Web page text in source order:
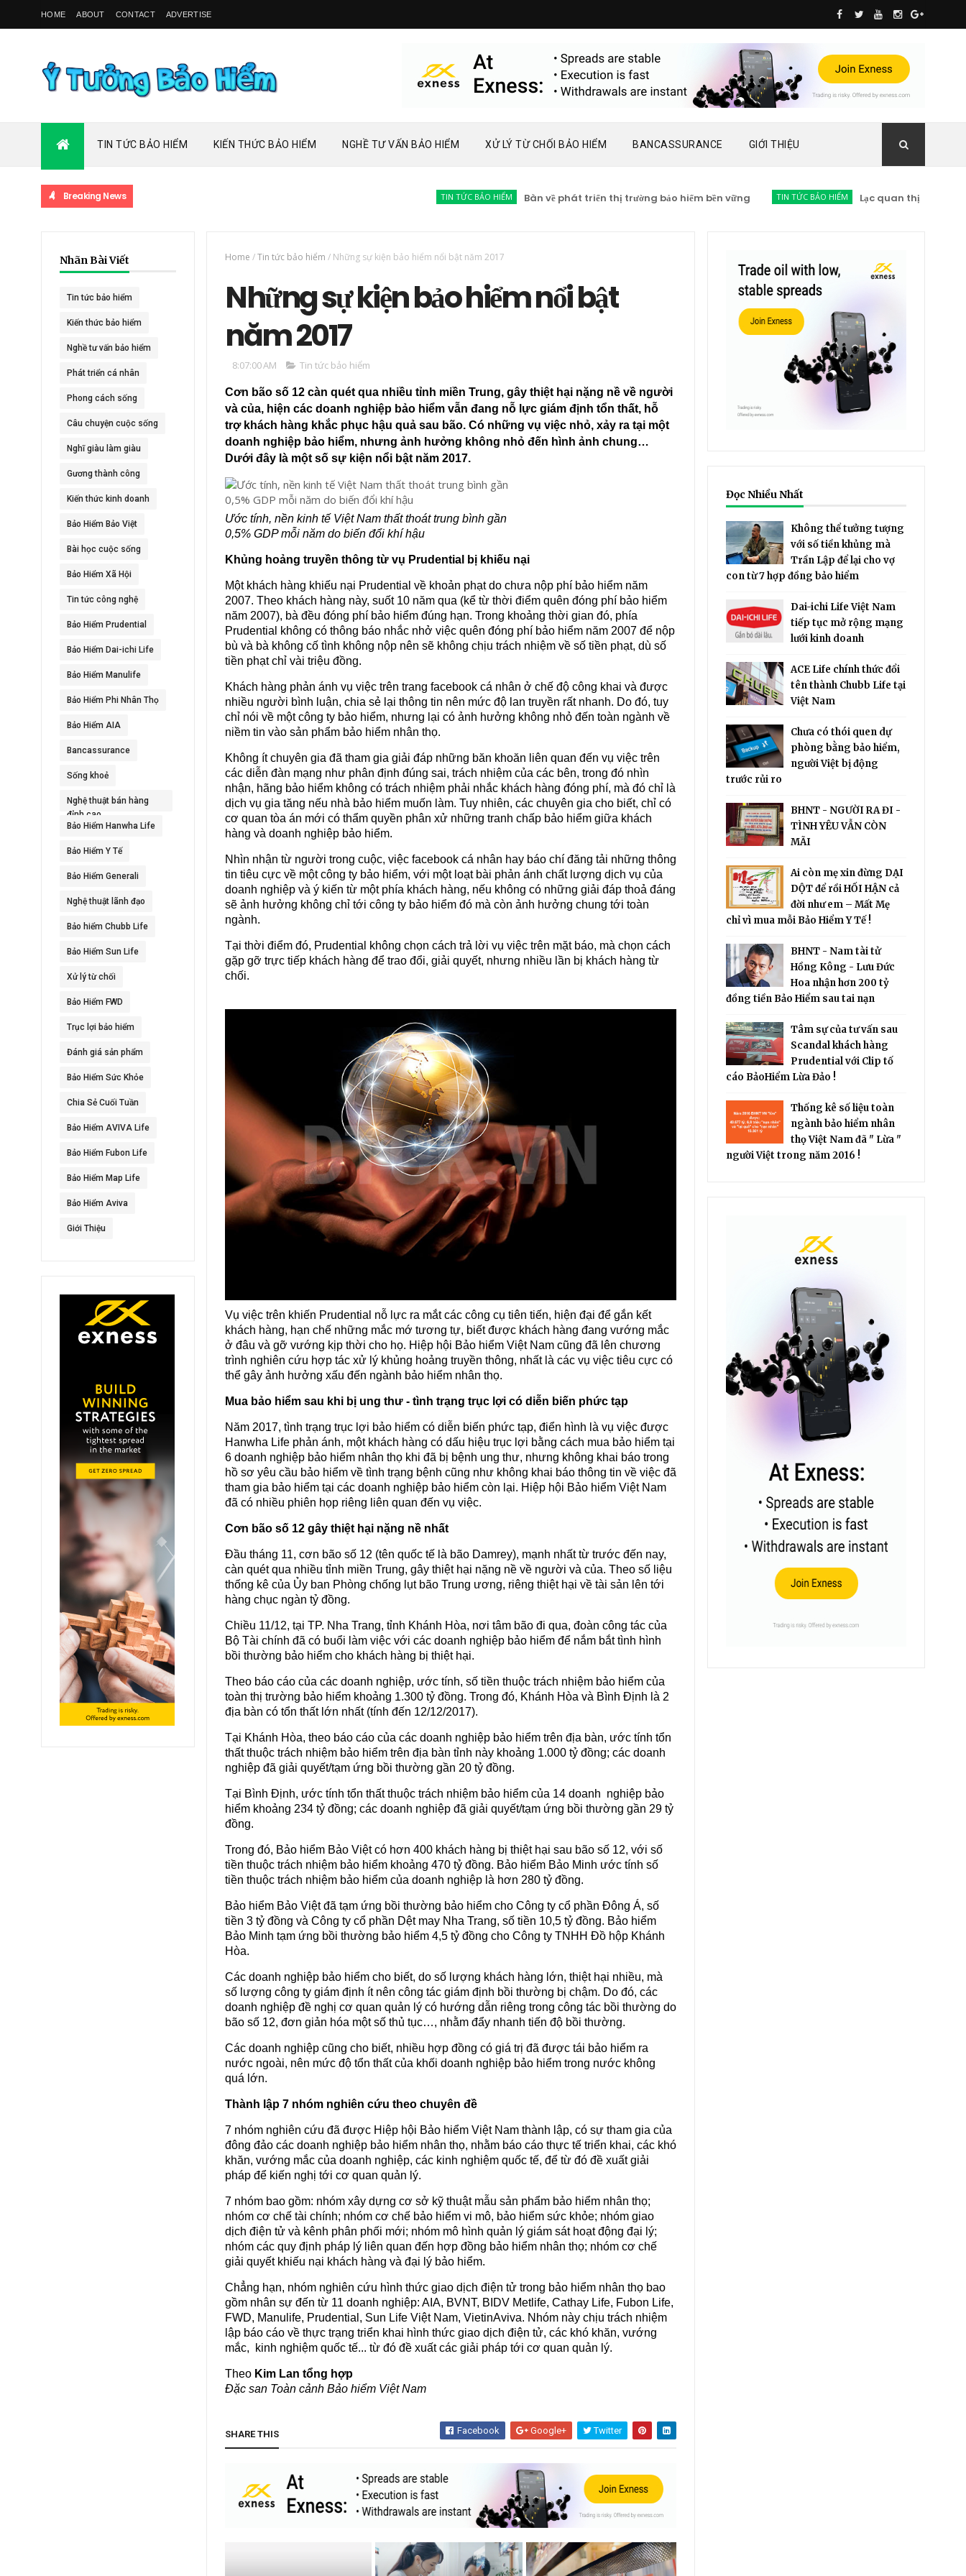
HOME ABOUT CONTACT ADVERTISE
TIN TỨC BẢO HIỂM KIẾN THỨC BẢO HIỂM NGHỀ TƯ VẤN BẢO HIỂM XỬ LÝ TỪ CHỐI BẢO HIỂM BANCASSURANCE GIỚI THIỆU
Breaking News TIN TỨC BẢO HIỂM Bàn về phát triển thị trường bảo hiểm bền vững TIN TỨC BẢO HIỂM Lạc quan thị trường bảo hiểm
Nhãn Bài Viết
Tin tức bảo hiểm
Kiến thức bảo hiểm
Nghề tư vấn bảo hiểm
Phát triển cá nhân
Phong cách sống
Câu chuyện cuộc sống
Nghĩ giàu làm giàu
Gương thành công
Kiến thức kinh doanh
Bảo Hiểm Bảo Việt
Bài học cuộc sống
Bảo Hiểm Xã Hội
Tin tức công nghệ
Bảo Hiểm Prudential
Bảo Hiểm Dai-ichi Life
Bảo Hiểm Manulife
Bảo Hiểm Phi Nhân Thọ
Bảo Hiểm AIA
Bancassurance
Sống khoẻ
Nghệ thuật bán hàng
đỉnh cao
Bảo Hiểm Hanwha Life
Bảo Hiểm Y Tế
Bảo Hiểm Generali
Nghệ thuật lãnh đạo
Bảo hiểm Chubb Life
Bảo Hiểm Sun Life
Xử lý từ chối
Bảo Hiểm FWD
Trục lợi bảo hiểm
Đánh giá sản phẩm
Bảo Hiểm Sức Khỏe
Chia Sẻ Cuối Tuần
Bảo Hiểm AVIVA Life
Bảo Hiểm Fubon Life
Bảo Hiểm Map Life
Bảo Hiểm Aviva
Giới Thiệu
Home /Tin tức bảo hiểm / Những sự kiện bảo hiểm nổi bật năm 2017
Những sự kiện bảo hiểm nổi bật
năm 2017
8:07:00 AM Tin tức bảo hiểm
Cơn bão số 12 càn quét qua nhiều tỉnh miền Trung, gây thiệt hại nặng nề về người
và của, hiện các doanh nghiệp bảo hiểm vẫn đang nỗ lực giám định tổn thất, hỗ
trợ khách hàng khắc phục hậu quả sau bão. Có những vụ việc nhỏ, xảy ra tại một
doanh nghiệp bảo hiểm, nhưng ảnh hưởng không nhỏ đến hình ảnh chung…
Dưới đây là một số sự kiện nổi bật năm 2017.
Ước tính, nền kinh tế Việt Nam thất thoát trung bình gần
0,5% GDP mỗi năm do biến đổi khí hậu
Khủng hoảng truyền thông từ vụ Prudential bị khiếu nại
Một khách hàng khiếu nại Prudential về khoản phạt do chưa nộp phí bảo hiểm năm
2007. Theo khách hàng này, suốt 10 năm qua (kể từ thời điểm quên đóng phí bảo hiểm
năm 2007), bà đều đóng phí bảo hiểm đúng hạn. Trong khoảng thời gian đó, phía
Prudential không có thông báo nhắc nhở việc quên đóng phí bảo hiểm năm 2007 để nộp
bù và bà không cố tình không nộp nên sẽ không chịu trách nhiệm về số tiền phạt, dù số
tiền phạt chỉ vài triệu đồng.
Khách hàng phản ánh vụ việc trên trang facebook cá nhân ở chế độ công khai và được
nhiều người bình luận, chia sẻ lại thông tin nên mức độ lan truyền rất nhanh. Do đó, tuy
chỉ nói về một công ty bảo hiểm, nhưng lại có ảnh hưởng không nhỏ đến toàn ngành về
niềm tin vào sản phẩm bảo hiểm nhân thọ.
Không ít chuyên gia đã tham gia giải đáp những băn khoăn liên quan đến vụ việc trên
các diễn đàn mạng như phân định đúng sai, trách nhiệm của các bên, trong đó nhìn
nhận, hãng bảo hiểm không có trách nhiệm phải nhắc khách hàng đóng phí, mà đó chỉ là
dịch vụ gia tăng nếu nhà bảo hiểm muốn làm. Tuy nhiên, các chuyên gia cho biết, chỉ có
cơ quan tòa án mới có thẩm quyền phân xử những tranh chấp bảo hiểm giữa khách
hàng và doanh nghiệp bảo hiểm.
Nhìn nhận từ người trong cuộc, việc facebook cá nhân hay báo chí đăng tải những thông
tin tiêu cực về một công ty bảo hiểm, với một loạt bài phản ánh chất lượng dịch vụ của
doanh nghiệp và ý kiến từ một phía khách hàng, nếu không có những giải đáp thoả đáng
sẽ ảnh hưởng không chỉ tới công ty bảo hiểm đó mà còn ảnh hưởng chung tới toàn
ngành.
Tại thời điểm đó, Prudential không chọn cách trả lời vụ việc trên mặt báo, mà chọn cách
gặp gỡ trực tiếp khách hàng để trao đổi, giải quyết, nhưng nhiều lần bị khách hàng từ
chối.
Vụ việc trên khiến Prudential nỗ lực ra mắt các công cụ tiên tiến, hiện đại để gắn kết
khách hàng, hạn chế những mắc mớ tương tự, biết được khách hàng đang vướng mắc
ở đâu và gỡ vướng kịp thời cho họ. Hiệp hội Bảo hiểm Việt Nam cũng đã lên chương
trình nghiên cứu hợp tác xử lý khủng hoảng truyền thông, nhất là các vụ việc tiêu cực có
thể gây ảnh hưởng xấu đến ngành bảo hiểm nhân thọ.
Mua bảo hiểm sau khi bị ung thư - tình trạng trục lợi có diễn biến phức tạp
Năm 2017, tình trạng trục lợi bảo hiểm có diễn biến phức tạp, điển hình là vụ việc được
Hanwha Life phản ánh, một khách hàng có dấu hiệu trục lợi bằng cách mua bảo hiểm tại
6 doanh nghiệp bảo hiểm nhân thọ khi đã bị bệnh ung thư, nhưng không khai báo trong
hồ sơ yêu cầu bảo hiểm về tình trạng bệnh cũng như không khai báo thông tin về việc đã
tham gia bảo hiểm tại các doanh nghiệp bảo hiểm còn lại. Hiệp hội Bảo hiểm Việt Nam
đã có nhiều phiên họp riêng liên quan đến vụ việc.
Cơn bão số 12 gây thiệt hại nặng nề nhất
Đầu tháng 11, cơn bão số 12 (tên quốc tế là bão Damrey), mạnh nhất từ trước đến nay,
càn quét qua nhiều tỉnh miền Trung, gây thiệt hại nặng nề về người và của. Theo số liệu
thống kê của Ủy ban Phòng chống lụt bão Trung ương, riêng thiệt hại về tài sản lên tới
hàng chục ngàn tỷ đồng.
Chiều 11/12, tại TP. Nha Trang, tỉnh Khánh Hòa, nơi tâm bão đi qua, đoàn công tác của
Bộ Tài chính đã có buổi làm việc với các doanh nghiệp bảo hiểm để nắm bắt tình hình
bồi thường bảo hiểm cho khách hàng bị thiệt hại.
Theo báo cáo của các doanh nghiệp, ước tính, số tiền thuộc trách nhiệm bảo hiểm của
toàn thị trường bảo hiểm khoảng 1.300 tỷ đồng. Trong đó, Khánh Hòa và Bình Định là 2
địa bàn có tổn thất lớn nhất (tính đến 12/12/2017).
Tại Khánh Hòa, theo báo cáo của các doanh nghiệp bảo hiểm trên địa bàn, ước tính tổn
thất thuộc trách nhiệm bảo hiểm trên địa bàn tỉnh này khoảng 1.000 tỷ đồng; các doanh
nghiệp đã giải quyết/tạm ứng bồi thường gần 20 tỷ đồng.
Tại Bình Định, ước tính tổn thất thuộc trách nhiệm bảo hiểm của 14 doanh nghiệp bảo
hiểm khoảng 234 tỷ đồng; các doanh nghiệp đã giải quyết/tạm ứng bồi thường gần 29 tỷ
đồng.
Trong đó, Bảo hiểm Bảo Việt có hơn 400 khách hàng bị thiệt hại sau bão số 12, với số
tiền thuộc trách nhiệm bảo hiểm khoảng 470 tỷ đồng. Bảo hiểm Bảo Minh ước tính số
tiền thuộc trách nhiệm bảo hiểm của doanh nghiệp là hơn 280 tỷ đồng.
Bảo hiểm Bảo Việt đã tạm ứng bồi thường bảo hiểm cho Công ty cổ phần Đông Á, số
tiền 3 tỷ đồng và Công ty cổ phần Dệt may Nha Trang, số tiền 10,5 tỷ đồng. Bảo hiểm
Bảo Minh tạm ứng bồi thường bảo hiểm 4,5 tỷ đồng cho Công ty TNHH Đồ hộp Khánh
Hòa.
Các doanh nghiệp bảo hiểm cho biết, do số lượng khách hàng lớn, thiệt hại nhiều, mà
số lượng công ty giám định ít nên công tác giám định bồi thường bị chậm. Do đó, các
doanh nghiệp đề nghị cơ quan quản lý có hướng dẫn riêng trong công tác bồi thường do
bão số 12, đơn giản hóa một số thủ tục…, nhằm đẩy nhanh tiến độ bồi thường.
Các doanh nghiệp cũng cho biết, nhiều hợp đồng có giá trị đã được tái bảo hiểm ra
nước ngoài, nên mức độ tổn thất của khối doanh nghiệp bảo hiểm trong nước không
quá lớn.
Thành lập 7 nhóm nghiên cứu theo chuyên đề
7 nhóm nghiên cứu đã được Hiệp hội Bảo hiểm Việt Nam thành lập, có sự tham gia của
đông đảo các doanh nghiệp bảo hiểm nhân thọ, nhằm báo cáo thực tế triển khai, các khó
khăn, vướng mắc của doanh nghiệp, các kinh nghiệm quốc tế, để từ đó đề xuất giải
pháp để kiến nghị tới cơ quan quản lý.
7 nhóm bao gồm: nhóm xây dựng cơ sở kỹ thuật mẫu sản phẩm bảo hiểm nhân thọ;
nhóm cơ chế tài chính; nhóm cơ chế bảo hiểm vi mô, bảo hiểm sức khỏe; nhóm giao
dịch điện tử và kênh phân phối mới; nhóm mô hình quản lý giám sát hoạt động đại lý;
nhóm các quy định pháp lý liên quan đến hợp đồng bảo hiểm nhân thọ; nhóm cơ chế
giải quyết khiếu nại khách hàng và đại lý bảo hiểm.
Chẳng hạn, nhóm nghiên cứu hình thức giao dịch điện tử trong bảo hiểm nhân thọ bao
gồm nhân sự đến từ 11 doanh nghiệp: AIA, BVNT, BIDV Metlife, Cathay Life, Fubon Life,
FWD, Manulife, Prudential, Sun Life Việt Nam, VietinAviva. Nhóm này chịu trách nhiệm
lập báo cáo về thực trạng triển khai hình thức giao dịch điện tử, các khó khăn, vướng
mắc, kinh nghiệm quốc tế... từ đó đề xuất các giải pháp tới cơ quan quản lý.
Theo Kim Lan tổng hợp
Đặc san Toàn cảnh Bảo hiểm Việt Nam
SHARE THIS Facebook Google+ Twitter
Đọc Nhiều Nhất
Không thể tưởng tượng
với số tiền khủng mà
Trần Lập để lại cho vợ
con từ 7 hợp đồng bảo hiểm
Dai-ichi Life Việt Nam
tiếp tục mở rộng mạng
lưới kinh doanh
ACE Life chính thức đổi
tên thành Chubb Life tại
Việt Nam
Chưa có thói quen dự
phòng bằng bảo hiểm,
người Việt bị động
trước rủi ro
BHNT - NGƯỜI RA ĐI -
TÌNH YÊU VẪN CÒN
MÃI
Ai còn mẹ xin đừng DẠI
DỘT để rồi HỐI HẬN cả
đời như em – Mất Mẹ
chỉ vì mua mỗi Bảo Hiểm Y Tế !
BHNT - Nam tài tử
Hồng Kông - Lưu Đức
Hoa nhận hơn 200 tỷ
đồng tiền Bảo Hiểm sau tai nạn
Tâm sự của tư vấn sau
Scandal khách hàng
Prudential với Clip tố
cáo BảoHiểm Lừa Đảo !
Thống kê số liệu toàn
ngành bảo hiểm nhân
thọ Việt Nam đã " Lừa "
người Việt trong năm 2016 !